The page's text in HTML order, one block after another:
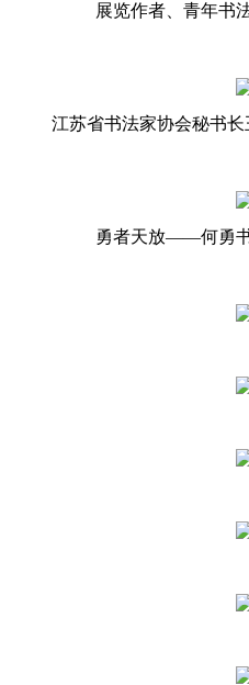
展览作者、青年书
江苏省书法家协会秘书长
勇者天放——何勇书